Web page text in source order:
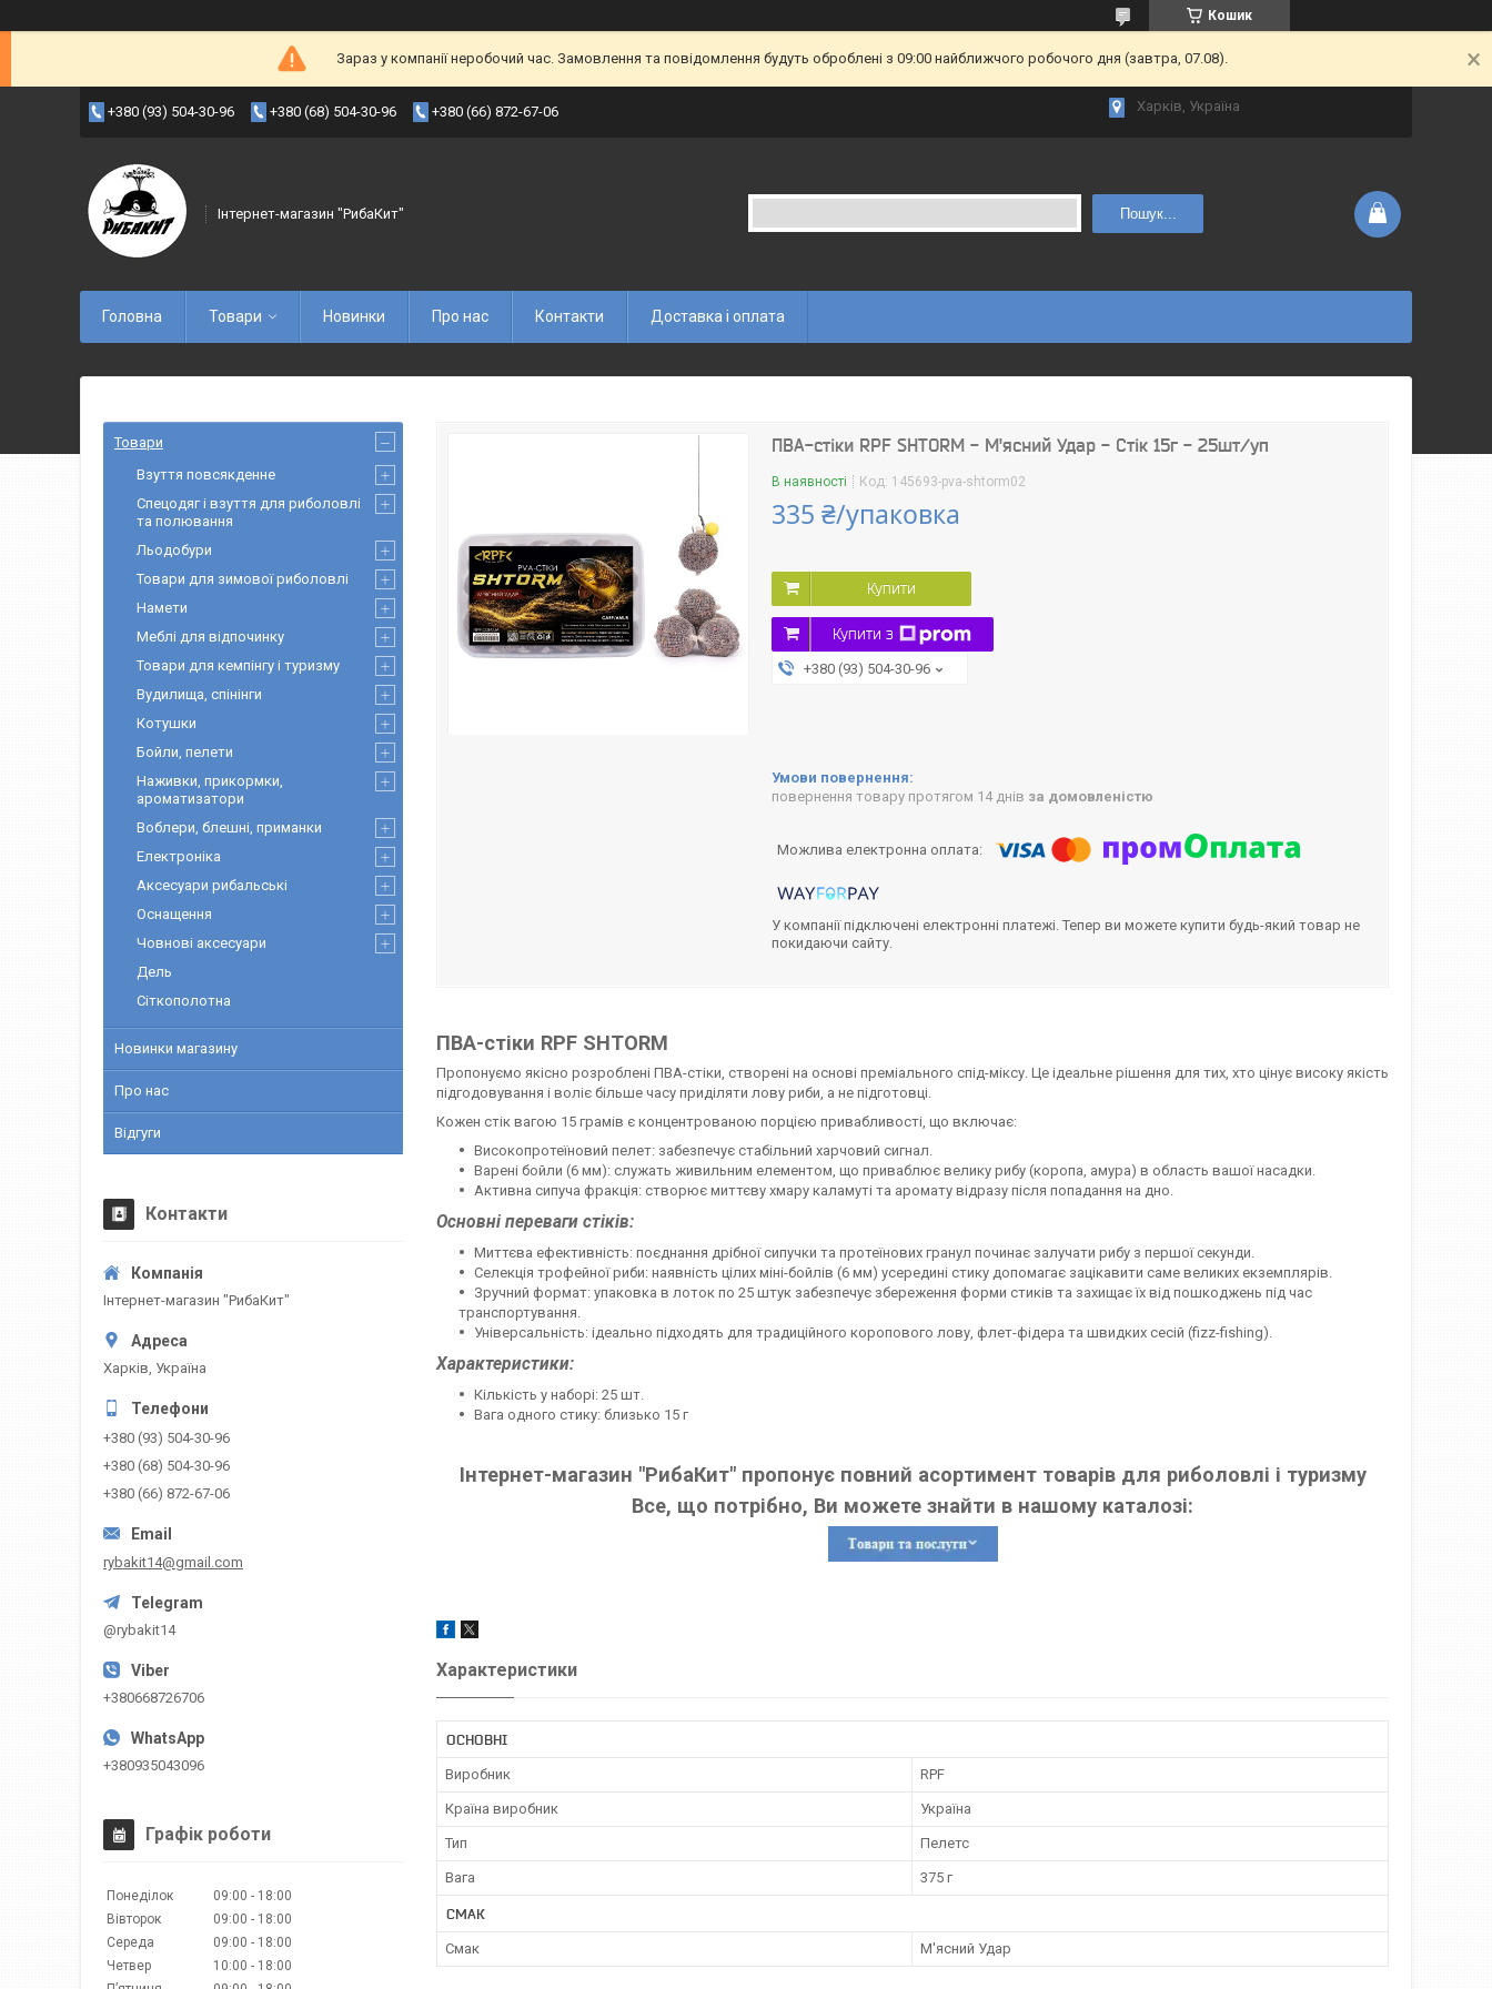
Кошик
Зараз у компанії неробочий час. Замовлення та повідомлення будуть оброблені з 09:00 найближчого робочого дня (завтра, 07.08).
+380 (93) 504-30-96 +380 (68) 504-30-96 +380 (66) 872-67-06 Харків, Україна
Інтернет-магазин "РибаКит" Пошук...
Головна Товари Новинки Про нас Контакти Доставка і оплата
ПВА-стіки RPF SHTORM - М'ясний Удар - Стік 15г - 25шт/уп
В наявності Код: 145693-pva-shtorm02
335 ₴/упаковка
Купити
Купити з
+380 (93) 504-30-96
повернення товару протягом 14 днів за домовленістю
У компанії підключені електронні платежі. Тепер ви можете купити будь-який товар не
покидаючи сайту.
ПВА-стіки RPF SHTORM
Пропонуємо якісно розроблені ПВА-стіки, створені на основі преміального спід-міксу. Це ідеальне рішення для тих, хто цінує високу якість
підгодовування і воліє більше часу приділяти лову риби, а не підготовці.
Кожен стік вагою 15 грамів є концентрованою порцією привабливості, що включає:
Високопротеїновий пелет: забезпечує стабільний харчовий сигнал.
Варені бойли (6 мм): служать живильним елементом, що приваблює велику рибу (коропа, амура) в область вашої насадки.
Активна сипуча фракція: створює миттєву хмару каламуті та аромату відразу після попадання на дно.
Основні переваги стіків:
Миттєва ефективність: поєднання дрібної сипучки та протеїнових гранул починає залучати рибу з першої секунди.
Селекція трофейної риби: наявність цілих міні-бойлів (6 мм) усередині стику допомагає зацікавити саме великих екземплярів.
Зручний формат: упаковка в лоток по 25 штук забезпечує збереження форми стиків та захищає їх від пошкоджень під час
транспортування.
Універсальність: ідеально підходять для традиційного коропового лову, флет-фідера та швидких сесій (fizz-fishing).
Характеристики:
Кількість у наборі: 25 шт.
Вага одного стику: близько 15 г
Інтернет-магазин "РибаКит" пропонує повний асортимент товарів для риболовлі і туризму
Все, що потрібно, Ви можете знайти в нашому каталозі:
Характеристики
ОСНОВНІ
Виробник RPF
Країна виробник Україна
Тип Пелетс
Вага 375 г
СМАК
Смак М'ясний Удар
Товари
Взуття повсякденне
Спецодяг і взуття для риболовлі
та полювання
Льодобури
Товари для зимової риболовлі
Намети
Меблі для відпочинку
Товари для кемпінгу і туризму
Вудилища, спінінги
Котушки
Бойли, пелети
Наживки, прикормки,
ароматизатори
Воблери, блешні, приманки
Електроніка
Аксесуари рибальські
Оснащення
Човнові аксесуари
Дель
Сіткополотна
Новинки магазину
Про нас
Відгуги
Контакти
Інтернет-магазин "РибаКит"
Харків, Україна
+380 (93) 504-30-96
+380 (68) 504-30-96
+380 (66) 872-67-06
rybakit14@gmail.com
@rybakit14
+380668726706
+380935043096
Графік роботи
Понеділок 09:00
18:00
Вівторок
09:00
18:00
Середа
09:00
18:00
Четвер
10:00
18:00